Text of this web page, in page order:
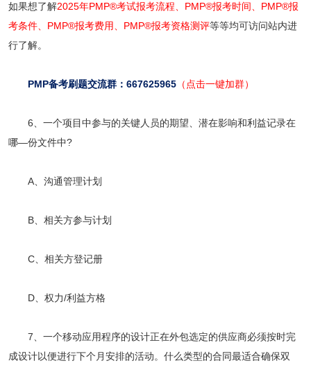
如果想了解2025年PMP®考试报考流程、 PMP®报考时间、 PMP®报
考条件、 PMP®报考费用、 PMP®报考资格测评等等均可访问站内进
行了解。
PMP备考刷题交流群：667625965（点击一键加群）
6、一个项目中参与的关键人员的期望、潜在影响和利益记录在
哪—份文件中?
A、沟通管理计划
B、相关方参与计划
C、相关方登记册
D、权力/利益方格
7、一个移动应用程序的设计正在外包选定的供应商必须按时完
成设计以便进行下个月安排的活动。什么类型的合同最适合确保双